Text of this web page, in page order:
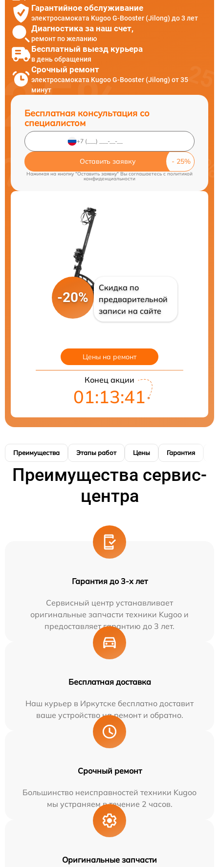
Гарантийное обслуживание
электросамоката Kugoo G-Booster (Jilong) до 3 лет
Диагностика за наш счет,
ремонт по желанию
Бесплатный выезд курьера
в день обращения
Срочный ремонт
электросамоката Kugoo G-Booster (Jilong) от 35
минут
Бесплатная консультация со
специалистом
Оставить заявку
Нажимая на кнопку "Оставить заявку" Вы соглашаетесь cполитикой
конфиденциальности
-20%
Скидка по
предварительной
записи на сайте
Цены на ремонт
Конец акции
01:13:40
Преимущества Этапы работ Цены Гарантия
Преимущества сервис-
центра
Гарантия до 3-х лет
Сервисный центр устанавливает
оригинальные запчасти техники Kugoo и
предоставляет гарантию до 3 лет.
Бесплатная доставка
Наш курьер в Иркутске бесплатно доставит
ваше устройство на ремонт и обратно.
Срочный ремонт
Большинство неисправностей техники Kugoo
мы устраняем в течение 2 часов.
Оригинальные запчасти